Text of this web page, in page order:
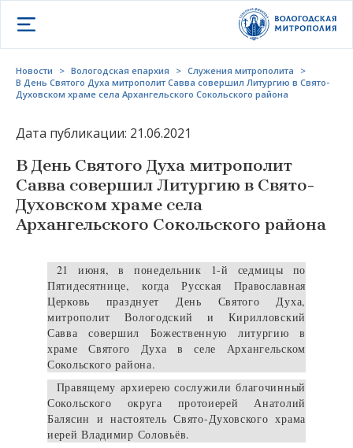
Открыть меню
Новости > Вологодская епархия > Служения митрополита
>
В День Святого Духа митрополит Савва совершил Литургию в Свято-
Духовском храме села Архангельского Сокольского района
Дата публикации: 21.06.2021
В День Святого Духа митрополит
Савва совершил Литургию в Свято-
Духовском храме села
Архангельского Сокольского района
21 июня, в понедельник 1-й седмицы по
Пятидесятнице, когда Русская Православная
Церковь празднует День Святого Духа,
митрополит Вологодский и Кирилловский
Савва совершил Божественную литургию в
храме Святого Духа в селе Архангельском
Сокольского района.
Правящему архиерею сослужили благочинный
Сокольского округа протоиерей Анатолий
Балясин и настоятель Свято-Духовского храма
иерей Владимир Соловьёв.